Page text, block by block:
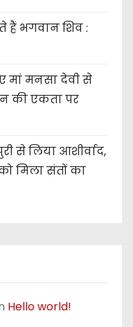
हैं भगवान शिव :
मनसा देवी से
की एकता पर
से लिया आशीर्वाद,
मिला संतों का
Hello world!